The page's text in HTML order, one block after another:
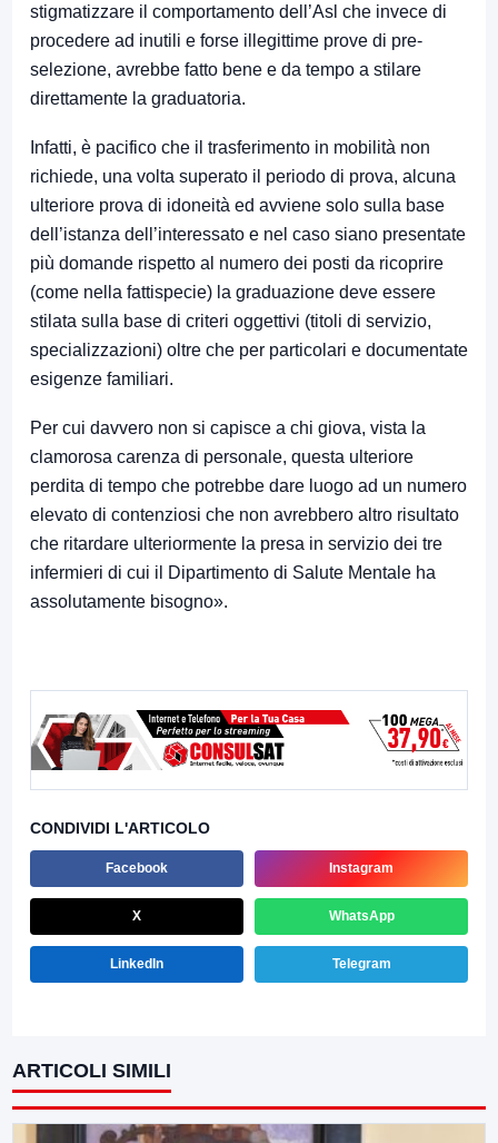
stigmatizzare il comportamento dell’Asl che invece di
procedere ad inutili e forse illegittime prove di pre-
selezione, avrebbe fatto bene e da tempo a stilare
direttamente la graduatoria.
Infatti, è pacifico che il trasferimento in mobilità non
richiede, una volta superato il periodo di prova, alcuna
ulteriore prova di idoneità ed avviene solo sulla base
dell’istanza dell’interessato e nel caso siano presentate
più domande rispetto al numero dei posti da ricoprire
(come nella fattispecie) la graduazione deve essere
stilata sulla base di criteri oggettivi (titoli di servizio,
specializzazioni) oltre che per particolari e documentate
esigenze familiari.
Per cui davvero non si capisce a chi giova, vista la
clamorosa carenza di personale, questa ulteriore
perdita di tempo che potrebbe dare luogo ad un numero
elevato di contenziosi che non avrebbero altro risultato
che ritardare ulteriormente la presa in servizio dei tre
infermieri di cui il Dipartimento di Salute Mentale ha
assolutamente bisogno».
CONDIVIDI L'ARTICOLO
Facebook Instagram
X WhatsApp
LinkedIn Telegram
ARTICOLI SIMILI